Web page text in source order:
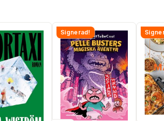
Signerad!